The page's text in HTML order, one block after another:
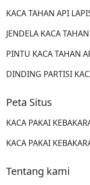
KACA TAHAN API
JENDELA KACA
PINTU KACA TAHAN
DINDING PARTISI
Peta Situs
KACA PAKAI
KACA PAKAI
Tentang kami